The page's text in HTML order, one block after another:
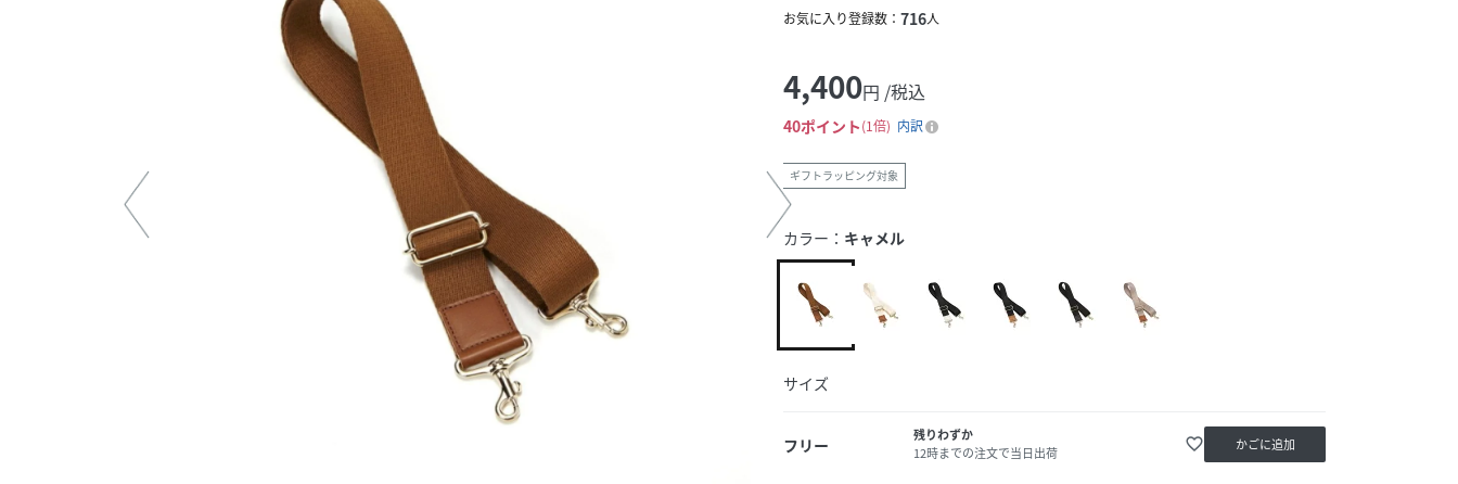
お気に入り登録数： 716人
4,400円 /税込
40ポイント 1倍 内訳
ギフトラッピング対象
カラー： キャメル
サイズ
フリー
残りわずか
12時までの注文で当日出荷
favorite_border かごに追加